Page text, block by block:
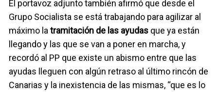
El portavoz adjunto también afirmó que desde el
Grupo Socialista se está trabajando para agilizar al
máximo latramitación de las ayudas que ya están
llegando y las que se van a poner en marcha, y
recordó al PP que existe un abismo entre que las
ayudas lleguen con algún retraso al último rincón de
Canarias y la inexistencia de las mismas, “que es lo